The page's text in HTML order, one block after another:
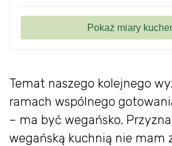
Temat naszego kolejnego
ramach wspólnego
– ma być wegańsko.
wegańską kuchnią nie mam